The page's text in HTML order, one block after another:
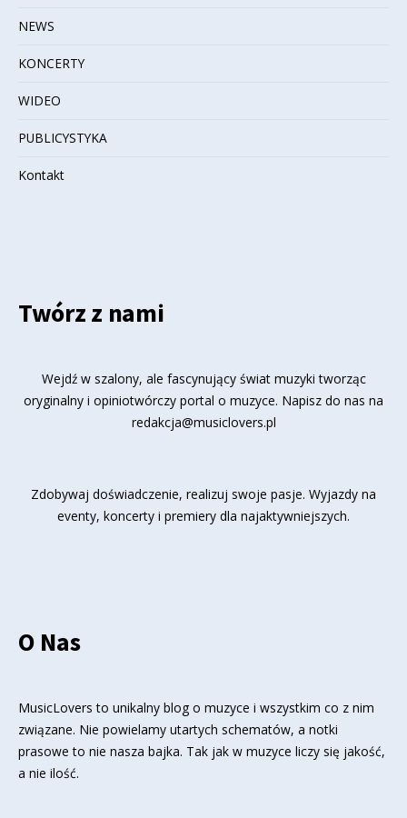
NEWS
KONCERTY
WIDEO
PUBLICYSTYKA
Kontakt
Twórz z nami
Wejdź w szalony, ale fascynujący świat muzyki tworząc
oryginalny i opiniotwórczy portal o muzyce. Napisz do nas na
redakcja@musiclovers.pl
Zdobywaj doświadczenie, realizuj swoje pasje. Wyjazdy na
eventy, koncerty i premiery dla najaktywniejszych.
O Nas
MusicLovers to unikalny blog o muzyce i wszystkim co z nim
związane. Nie powielamy utartych schematów, a notki
prasowe to nie nasza bajka. Tak jak w muzyce liczy się jakość,
a nie ilość.